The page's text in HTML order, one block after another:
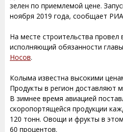
зелен по приемлемой цене.
ноября 2019 года, сообщает
На месте строительства
исполняющий обязанности
Носов.
Колыма известна высокими
Продукты в регион доставляют
В зимнее время авиацией
скоропортящейся продукции
120 тонн. Овощи и фрукты в
60 процентов.